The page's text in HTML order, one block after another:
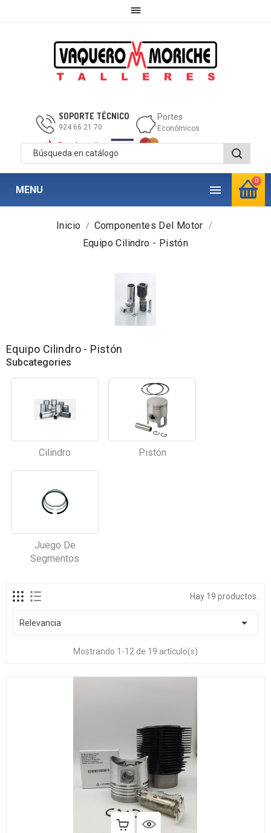

0
SOPORTE TÉCNICO
924 66 21 70
Portes
Económicos

MENU
Inicio
Componentes Del Motor
Equipo Cilindro - Pistón
Equipo Cilindro - Pistón
Subcategories
Cilindro Pistón
Juego De
Segmentos
Hay 19 productos.
Relevancia 
Mostrando 1-12 de 19 artículo(s)